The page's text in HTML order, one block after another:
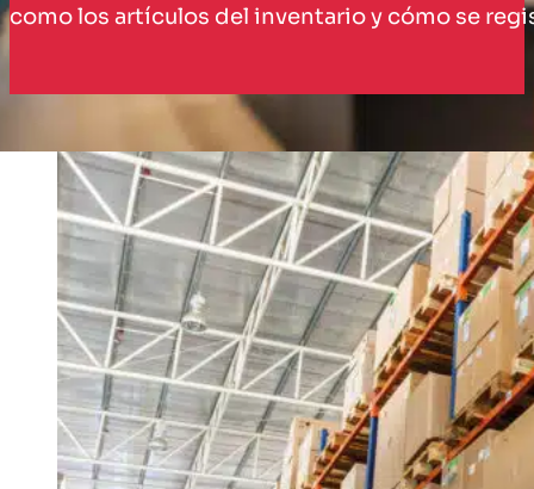
como los artículos del inventario y cómo se